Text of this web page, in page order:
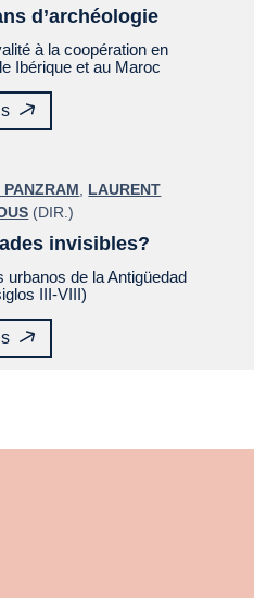
d’archéologie
à la coopération en
Ibérique et au Maroc
PANZRAM
LAURENT
(DIR.)
invisibles?
urbanos de la Antigüedad
III-VIII)